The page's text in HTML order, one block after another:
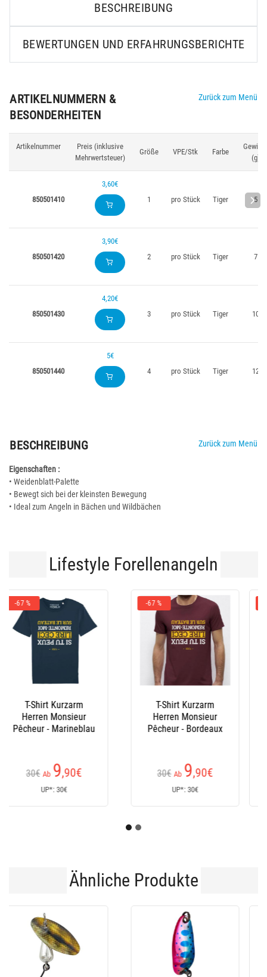
BESCHREIBUNG
BEWERTUNGEN UND ERFAHRUNGSBERICHTE
ARTIKELNUMMERN &
BESONDERHEITEN
Zurück zum Menü
Artikelnummer
Preis (inklusive
Mehrwertsteuer)
Größe VPE/Stk Farbe
Gewicht
(g)
850501410
3,60€
1
pro Stück Tiger 5
850501420
3,90€
2
pro Stück Tiger 7
850501430
4,20€
3
pro Stück Tiger 10
850501440
5€
4
pro Stück Tiger 12
BESCHREIBUNG Zurück zum Menü
Eigenschaften :
• Weidenblatt-Palette
• Bewegt sich bei der kleinsten Bewegung
• Ideal zum Angeln in Bächen und Wildbächen
Lifestyle Forellenangeln
-10 %
Stiefel Le Chameau
Kundenrezensionen)
170€ Ab 152
UP*: 170€
Latzhose Xm Ocean
235
UP*: 235€
Ähnliche Produkte